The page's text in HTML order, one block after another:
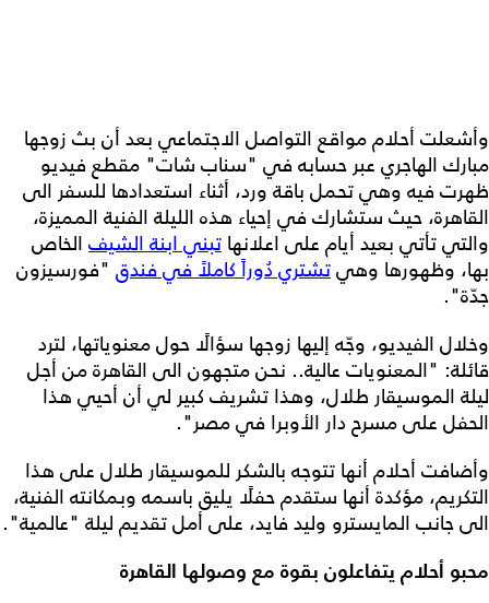
وأشعلت أحلام مواقع التواصل الاجتماعي بعد أن بث زوجها
مبارك الهاجري عبر حسابه في "سناب شات" مقطع فيديو
ظهرت فيه وهي تحمل باقة ورد، أثناء استعدادها للسفر الى
القاهرة، حيث ستشارك في إحياء هذه الليلة الفنية المميزة،
والتي تأتي بعيد أيام على اعلانها تبني ابنة الشيف الخاص
بها، وظهورها وهيتشتري دُوراً كاملاً في فندق "فورسيزون
جدّة".
وخلال الفيديو، وجّه إليها زوجها سؤالًا حول معنوياتها، لترد
قائلة: "المعنويات عالية.. نحن متجهون الى القاهرة من أجل
ليلة الموسيقار طلال، وهذا تشريف كبير لي أن أحيي هذا
الحفل على مسرح دار الأوبرا في مصر".
وأضافت أحلام أنها تتوجه بالشكر للموسيقار طلال على هذا
التكريم، مؤكدة أنها ستقدم حفلًا يليق باسمه وبمكانته الفنية،
الى جانب المايسترو وليد فايد، على أمل تقديم ليلة "عالمية".
محبو أحلام يتفاعلون بقوة مع وصولها القاهرة